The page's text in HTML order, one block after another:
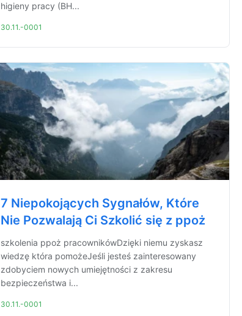
higieny pracy (BH...
30.11.-0001
7 Niepokojących Sygnałów, Które
Nie Pozwalają Ci Szkolić się z ppoż
szkolenia ppoż pracownikówDzięki niemu zyskasz
wiedzę która pomożeJeśli jesteś zainteresowany
zdobyciem nowych umiejętności z zakresu
bezpieczeństwa i...
30.11.-0001